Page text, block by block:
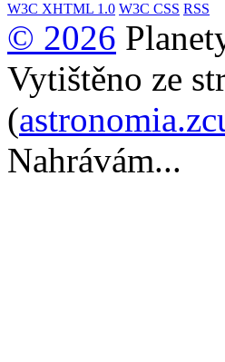
W3C XHTML 1.0 W3C CSS RSS
© 2026
Vytištěno ze
(
Nahrávám...